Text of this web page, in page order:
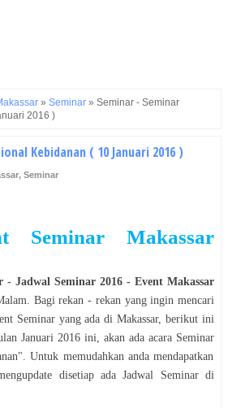
» Seminar » Seminar - Seminar
2016 )
Kebidanan ( 10 Januari 2016 )
, Seminar
Seminar
Makassar
- Jadwal Seminar 2016 - Event Makassar
. Bagi rekan - rekan yang ingin mencari
Seminaryang ada diMakassar, berikut ini
Januari 2016 ini, akan ada acara Seminar
". Untuk memudahkan anda mendapatkan
disetiap ada Jadwal Seminardi